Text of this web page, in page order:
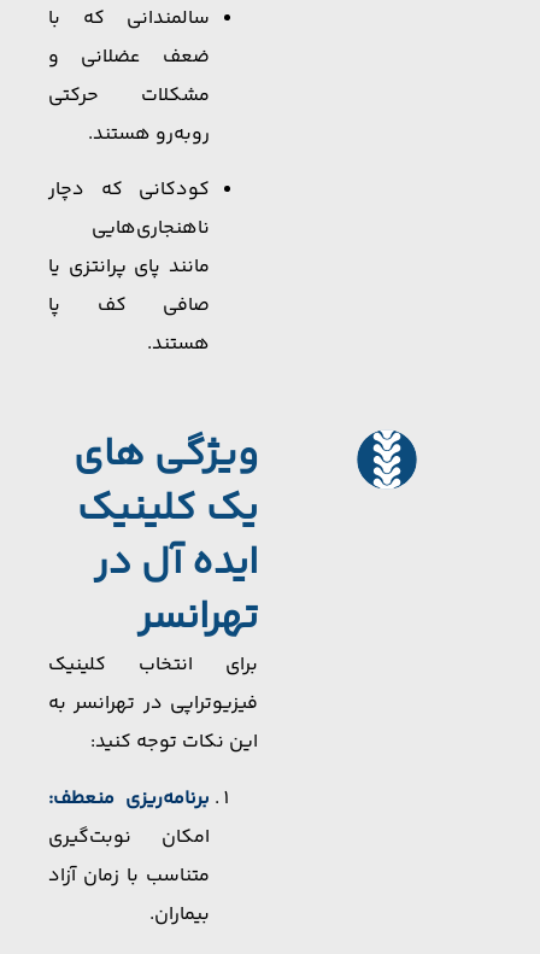
سالمندانی که با
ضعف عضلانی و
مشکلات حرکتی
روبه‌رو هستند.
کودکانی که دچار
ناهنجاری‌هایی
مانند پای پرانتزی یا
صافی کف پا
هستند.
ویژگی های
یک کلینیک
ایده آل در
تهرانسر
برای انتخاب کلینیک
فیزیوتراپی در تهرانسر به
این نکات توجه کنید:
برنامه‌ریزی منعطف:
امکان نوبت‌گیری
متناسب با زمان آزاد
بیماران.